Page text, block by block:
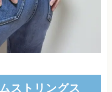
ストリングス